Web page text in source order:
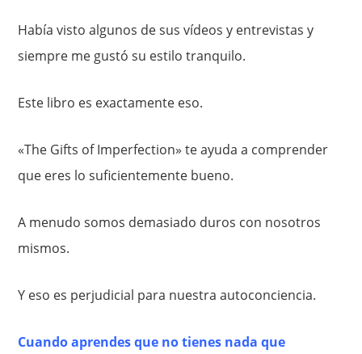
Había visto algunos de sus vídeos y entrevistas y
siempre me gustó su estilo tranquilo.
Este libro es exactamente eso.
«The Gifts of Imperfection» te ayuda a comprender
que eres lo suficientemente bueno.
A menudo somos demasiado duros con nosotros
mismos.
Y eso es perjudicial para nuestra autoconciencia.
Cuando aprendes que no tienes nada que